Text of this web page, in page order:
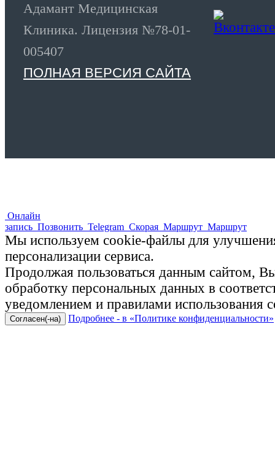
Адамант Медицинская
Клиника. Лицензия №78-01-
005407
ПОЛНАЯ ВЕРСИЯ САЙТА
Онлайн
запись Позвонить Telegram Скорая Маршрут Маршрут
Мы используем cookie-файлы для
персонализации сервиса.
Продолжая пользоваться данным сайтом, Вы
обработку персональных данных в
уведомлением и правилами использования
Согласен(-на) Подробнее - в «Политике конфиденциальности»